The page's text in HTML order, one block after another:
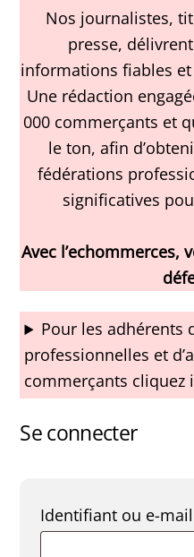
Nos journalistes,
presse,
informations fiables
Une rédaction
000 commerçants et
le ton, afin
fédérations
significatives
Avec l’echommerces,
Pour les adhérents
professionnelles et
commerçants cliquez
Se connecter
Identifiant ou e-mail